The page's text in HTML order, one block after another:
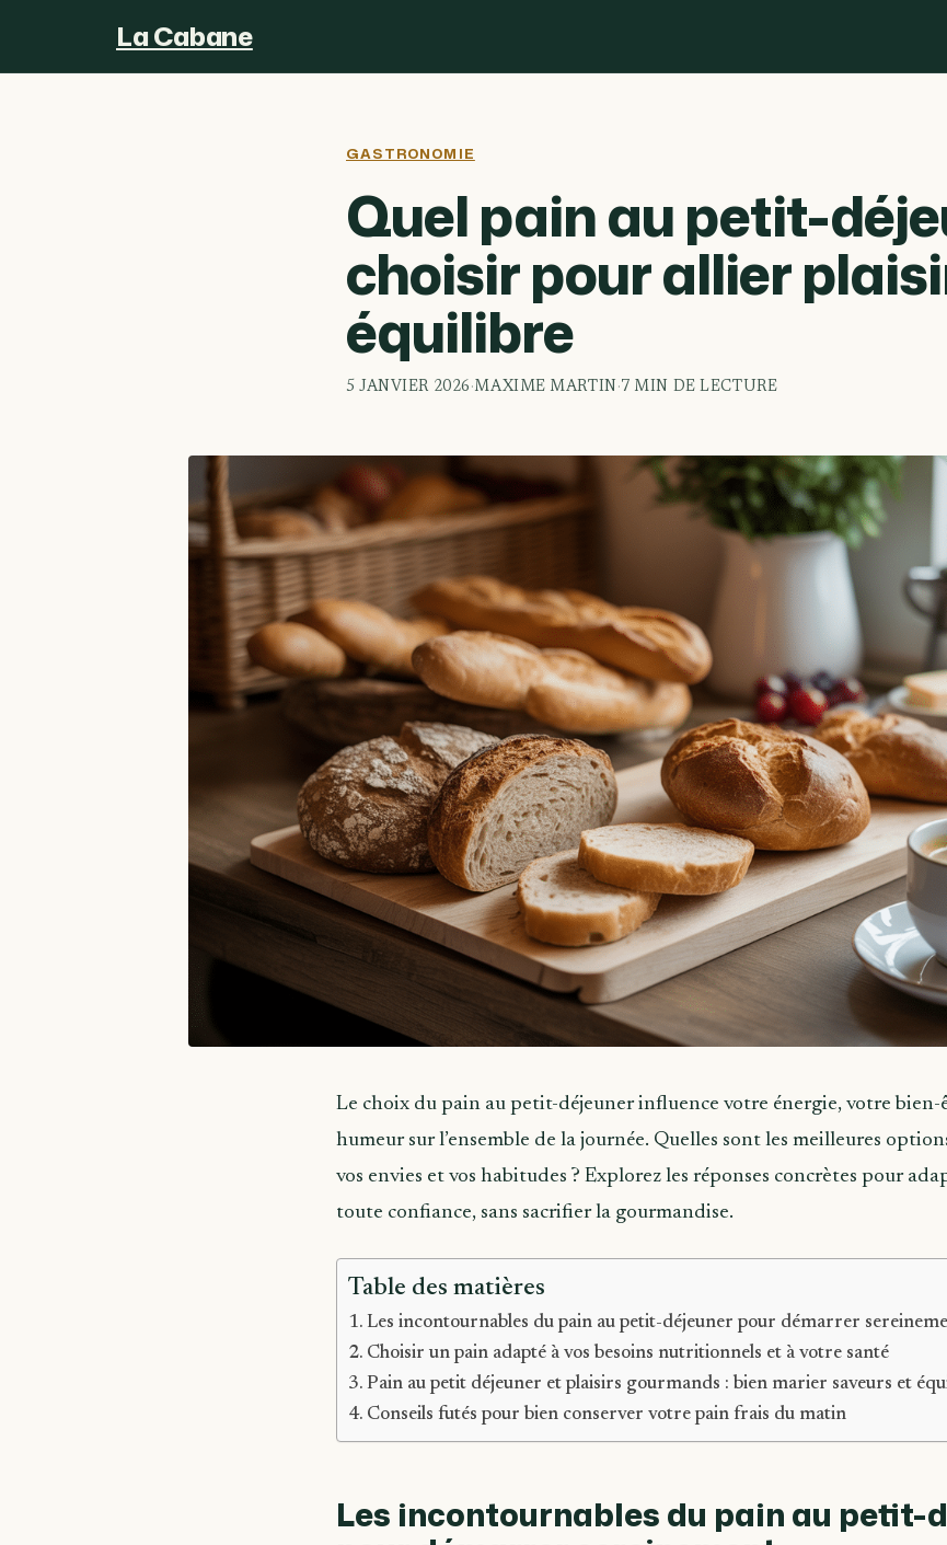
La Cabane
GASTRONOMIE
Quel pain au petit-
choisir pour allier
équilibre
5 JANVIER 2026 ·MAXIME MARTIN · 7 MIN DE LECTURE
Le choix du pain au petit-déjeuner influence votre énergie, votre bien-
humeur sur l’ensemble de la journée. Quelles sont les meilleures
vos envies et vos habitudes ? Explorez les réponses concrètes pour
toute confiance, sans sacrifier la gourmandise.
Table des matières
Les incontournables du pain au petit-déjeuner pour démarrer
Choisir un pain adapté à vos besoins nutritionnels et à votre santé
Pain au petit déjeuner et plaisirs gourmands : bien marier saveurs et
Conseils futés pour bien conserver votre pain frais du matin
Les incontournables du pain au petit-